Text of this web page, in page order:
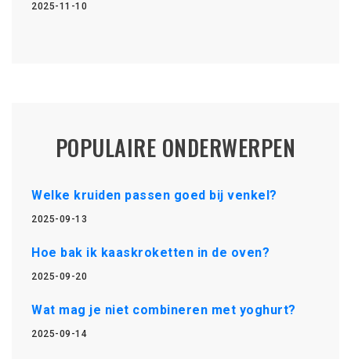
2025-11-10
POPULAIRE ONDERWERPEN
Welke kruiden passen goed bij venkel?
2025-09-13
Hoe bak ik kaaskroketten in de oven?
2025-09-20
Wat mag je niet combineren met yoghurt?
2025-09-14